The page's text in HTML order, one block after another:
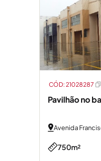
Pavilhão no
Avenida
750m²
CÓD: 21028287